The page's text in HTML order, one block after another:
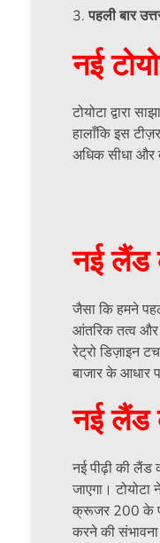
पहली बार
नई
टोयोटा
हालाँकि इस
अधिक सीधा और
नई लैंड
जैसा कि हमने
आंतरिक तत्व और
रेट्रो डिज़ाइन
बाजार के आधार
नई लैंड
नई पीढ़ी की लैंड
जाएगा।
क्रूजर 200 के
करने की